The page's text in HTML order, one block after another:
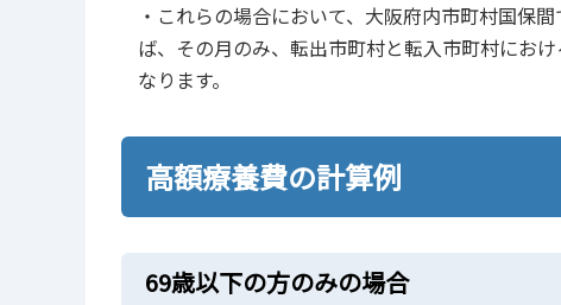
・これらの場合において、大阪府内市町村国保
ば、その月のみ、転出市町村と転入市町村にお
なります。
高額療養費の計算例
69歳以下の方のみの場合